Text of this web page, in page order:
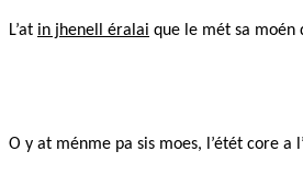
L’at in jhenell éralai que le mét sa moén
O y at ménme pa sis moes, l’étét core a